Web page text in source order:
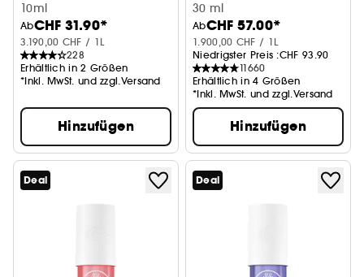
10ml
AbCHF 31.90*
3.190,00 CHF / 1L
228
Erhältlich in 2 Größen
*Inkl. MwSt. und zzgl.Versand
Hinzufügen
30 ml
AbCHF 57.00*
1.900,00 CHF / 1L
Niedrigster Preis :CHF 93.90
11660
Erhältlich in 4 Größen
*Inkl. MwSt. und zzgl.Versand
Hinzufügen
Deal Deal